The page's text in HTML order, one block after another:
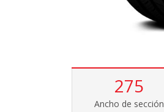
275
Ancho de sección